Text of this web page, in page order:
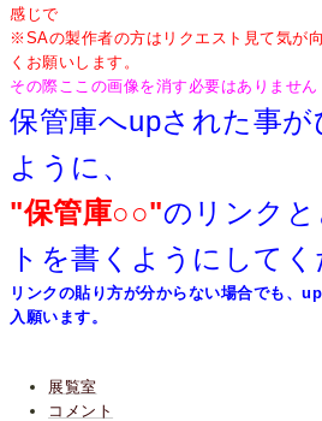
感じで
※SAの製作者の方はリクエスト見て気が
くお願いします。
その際ここの画像を消す必要はありません
保管庫へupされた事が
ように、
"保管庫○○"のリンク
トを書くようにしてく
リンクの貼り方が分からない場合でも、
入願います。
展覧室
コメント